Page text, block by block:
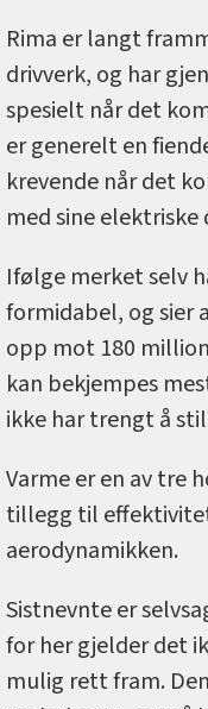
Rima er langt
drivverk, og har
spesielt når det
er generelt en
krevende når det
med sine elektriske
Ifølge merket selv
formidabel, og sier
opp mot 180
kan bekjempes
ikke har trengt å
Varme er en av tre
tillegg til
aerodynamikken.
Sistnevnte er
for her gjelder det
mulig rett fram.